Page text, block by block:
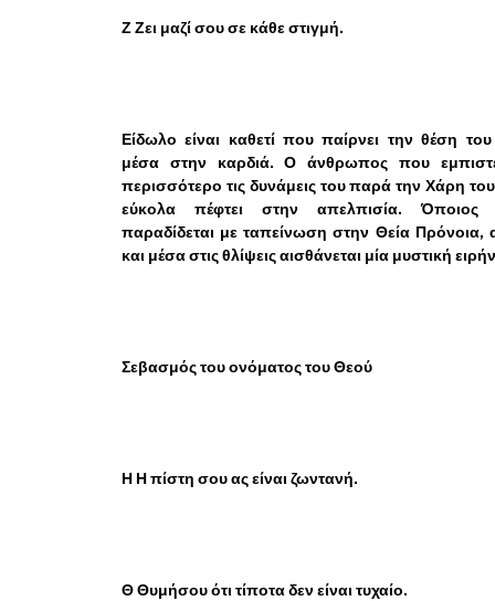
Ζ Ζει μαζί σου σε κάθε στιγμή.
Είδωλο είναι καθετί που παίρνει την θέση
μέσα στην καρδιά. Ο άνθρωπος που
περισσότερο τις δυνάμεις του παρά την Χάρη
εύκολα πέφτει στην απελπισία. Όποιος
παραδίδεται με ταπείνωση στην Θεία Πρόνοια,
και μέσα στις θλίψεις αισθάνεται μία μυστική
Σεβασμός του ονόματος του Θεού
Η Η πίστη σου ας είναι ζωντανή.
Θ Θυμήσου ότι τίποτα δεν είναι τυχαίο.